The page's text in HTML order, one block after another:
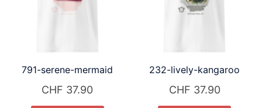
791-serene-mermaid
CHF 37.90
232-lively-kangaroo
CHF 37.90